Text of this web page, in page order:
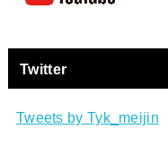
Twitter
Tweets by Tyk_meijin